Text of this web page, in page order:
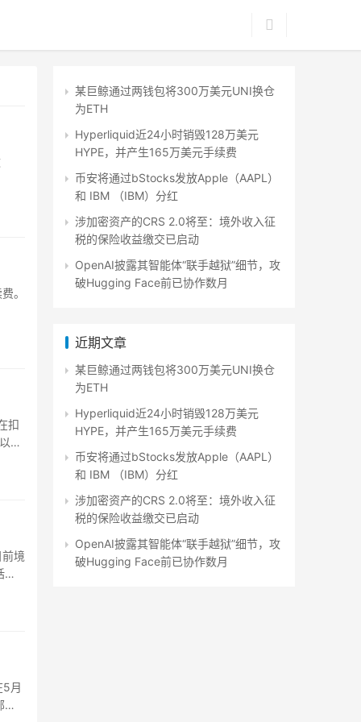
。
扣
境
月
某巨鲸通过两钱包将300万美元UNI换仓
为ETH
Hyperliquid近24小时销毁128万美元
HYPE，并产生165万美元手续费
币安将通过bStocks发放Apple（AAPL）
和 IBM （IBM）分红
涉加密资产的CRS 2.0将至：境外收入征
税的保险收益缴交已启动
OpenAI披露其智能体“联手越狱”细节，攻
破Hugging Face前已协作数月
近期文章
某巨鲸通过两钱包将300万美元UNI换仓
为ETH
Hyperliquid近24小时销毁128万美元
HYPE，并产生165万美元手续费
币安将通过bStocks发放Apple（AAPL）
和 IBM （IBM）分红
涉加密资产的CRS 2.0将至：境外收入征
税的保险收益缴交已启动
OpenAI披露其智能体“联手越狱”细节，攻
破Hugging Face前已协作数月